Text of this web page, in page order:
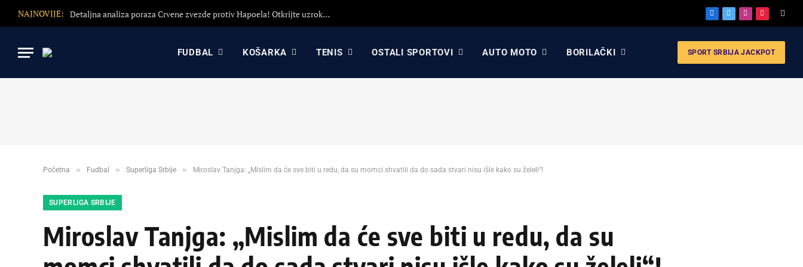
NAJNOVIJE: Detaljna analiza poraza Crvene zvezde protiv Hapoela! Otkrijte uzroke poraza, analizu odluka Dejana Stankovića i najavu revanša Facebook
X
Instagram
Pinterest
FUDBAL KOŠARKA TENIS OSTALI SPORTOVI AUTO MOTO BORILAČKI SPORT SRBIJA JACKPOT
Početna » Fudbal » Superliga Srbije » Miroslav Tanjga: „Mislim da će sve biti u redu, da su momci shvatili da do sada stvari nisu išle kako su želeli“!
SUPERLIGA SRBIJE
Miroslav Tanjga: „Mislim da će sve biti u redu, da su